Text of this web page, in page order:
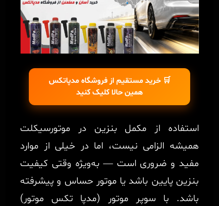
🛒 خرید مستقیم از فروشگاه مدپاتکس
همین حالا کلیک کنید
استفاده از مکمل بنزین در موتورسیکلت
همیشه الزامی نیست، اما در خیلی از موارد
مفید و ضروری است — به‌ویژه وقتی کیفیت
بنزین پایین باشد یا موتور حساس و پیشرفته
باشد. با سوپر موتور (مدپا تکس موتور)